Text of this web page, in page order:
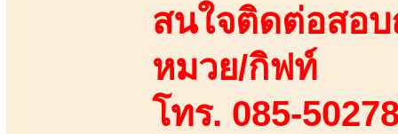
สนใจติดต่อสอบ
หมวย/กิฟท์
โทร. 085-